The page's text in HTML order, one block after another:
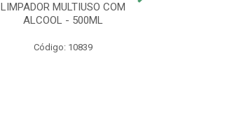
LIMPADOR MULTIUSO COM
ALCOOL - 500ML
Código: 10839